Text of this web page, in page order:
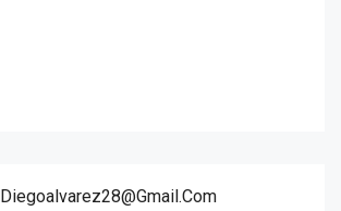
Diegoalvarez28@gmail.com